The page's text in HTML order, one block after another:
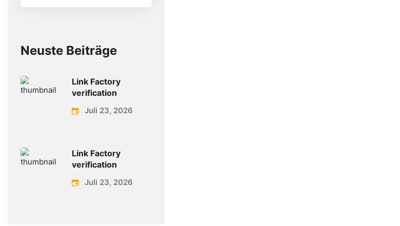
Neuste Beiträge
Link Factory
verification
Juli 23, 2026
Link Factory
verification
Juli 23, 2026